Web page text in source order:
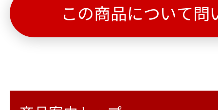
この商品について問